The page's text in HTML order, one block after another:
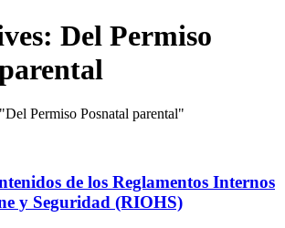
Del Permiso
Permiso Posnatal parental"
de los Reglamentos Internos
y Seguridad (RIOHS)